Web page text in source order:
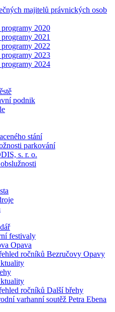
majitelů právnických osob
2020
2021
2022
2023
2024
podnik
stání
parkování
s. r. o.
festivaly
Opava
ročníků Bezručovy Opavy
ročníků Další břehy
varhanní soutěž Petra Ebena